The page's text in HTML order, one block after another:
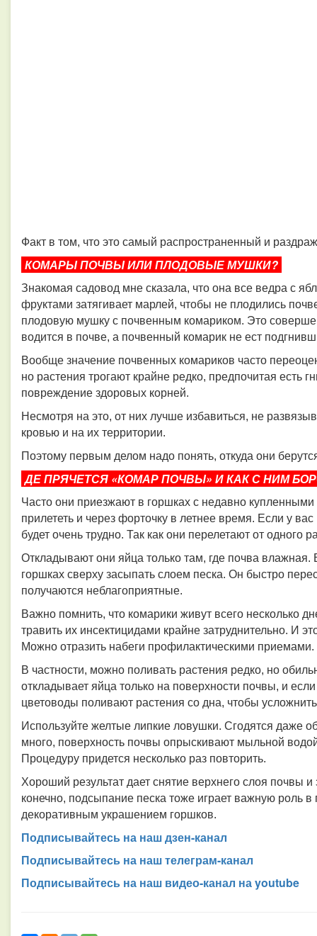
Факт в том, что это самый распространенный и
КОМАРЫ ПОЧВЫ ИЛИ ПЛОДОВЫЕ МУШКИ?
Знакомая садовод мне сказала, что она все ведра с
фруктами затягивает марлей, чтобы не плодились
плодовую мушку с почвенным комариком. Это
водится в почве, а почвенный комарик не ест
Вообще значение почвенных комариков часто
но растения трогают крайне редко, предпочитая есть
повреждение здоровых корней.
Несмотря на это, от них лучше избавиться, не
кровью и на их территории.
Поэтому первым делом надо понять, откуда они
ДЕ ПРЯЧЕТСЯ «КОМАР ПОЧВЫ» И КАК С НИМ
Часто они приезжают в горшках с недавно
прилететь и через форточку в летнее время. Если у
будет очень трудно. Так как они перелетают от одного
Откладывают они яйца только там, где почва влажная.
горшках сверху засыпать слоем песка. Он быстро
получаются неблагоприятные.
Важно помнить, что комарики живут всего несколько
травить их инсектицидами крайне затруднительно. И
Можно отразить набеги профилактическими приемами.
В частности, можно поливать растения редко, но
откладывает яйца только на поверхности почвы, и
цветоводы поливают растения со дна, чтобы
Используйте желтые липкие ловушки. Сгодятся даже
много, поверхность почвы опрыскивают мыльной
Процедуру придется несколько раз повторить.
Хороший результат дает снятие верхнего слоя почвы
конечно, подсыпание песка тоже играет важную роль
декоративным украшением горшков.
Подписывайтесь на наш дзен-канал
Подписывайтесь на наш телеграм-канал
Подписывайтесь на наш видео-канал на youtube